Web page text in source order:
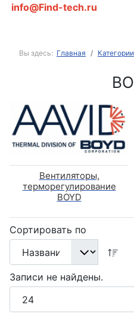
info@Find-tech.ru
Вы здесь: Главная Категории
Вентиляторы,
терморегулирование
BOYD
Сортировать по
Записи не найдены.